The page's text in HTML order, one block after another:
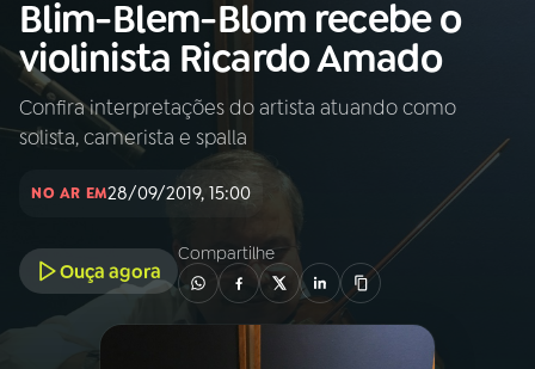
Buscar
na
Rádio
MEC
Buscar
Início
02A RÁDIO
Blim-Blem-Blom recebe o
violinista Ricardo Amado
Confira interpretações do artista atuando como
solista, camerista e spalla
NO AR EM28/09/2019, 15:00
Ouça agora
Compartilhe